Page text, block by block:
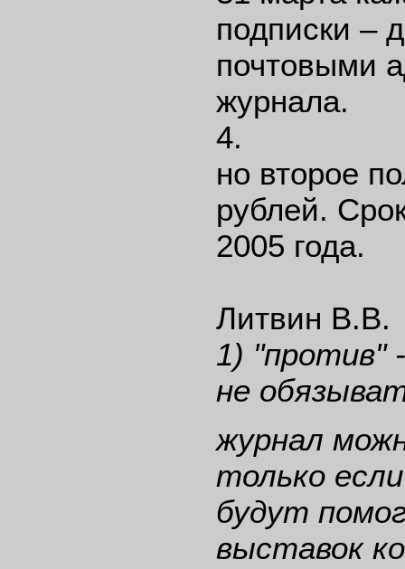
подписки –
почтовыми
журнала.
4.
но второе
рублей.
2005 года.
Литвин В.В.
1) "против"
не
журнал
только
будут
выставок